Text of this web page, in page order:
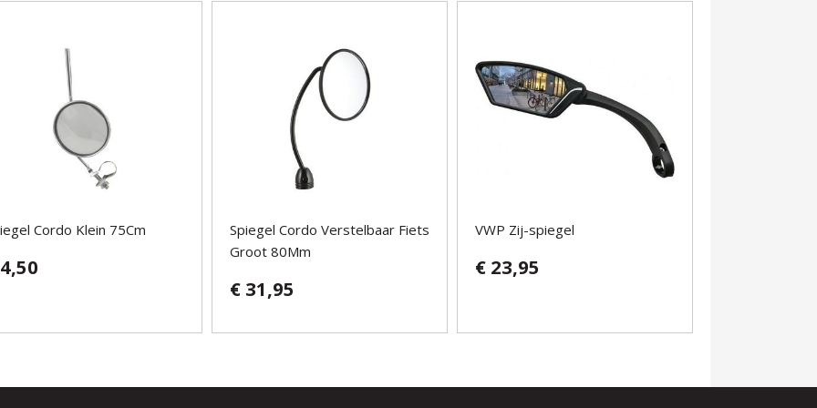
Cordo Klein 75Cm
Spiegel Cordo Verstelbaar Fiets
Groot 80Mm
€ 31,95
VWP Zij-spiegel
€ 23,95